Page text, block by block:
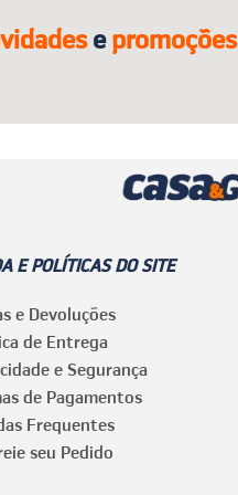
epromoções
E POLÍTICAS DO SITE
e Devoluções
de Entrega
e Segurança
de Pagamentos
Frequentes
seu Pedido